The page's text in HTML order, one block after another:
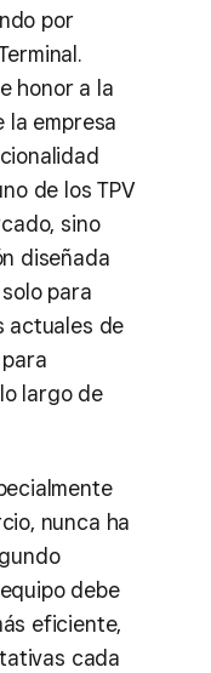
por
honor a la
la empresa
de los TPV
sino
diseñada
para
actuales de
largo de
nunca ha
debe
eficiente,
cada